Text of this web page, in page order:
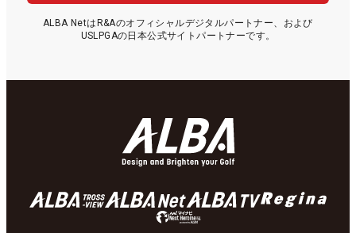
ALBA NetはR&Aのオフィシャルデジタルパートナー、および
USLPGAの日本公式サイトパートナーです。